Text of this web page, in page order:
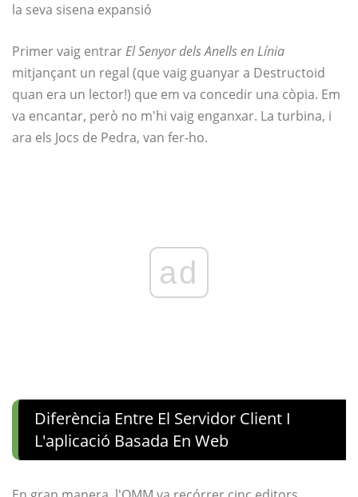
la seva sisena expansió
Primer vaig entrarEl Senyor dels Anells en Línia
mitjançant un regal (que vaig guanyar a Destructoid
quan era un lector!) que em va concedir una còpia. Em
va encantar, però no m'hi vaig enganxar. La turbina, i
ara els Jocs de Pedra, van fer-ho.
ad
Diferència Entre El Servidor Client I
L'aplicació Basada En Web